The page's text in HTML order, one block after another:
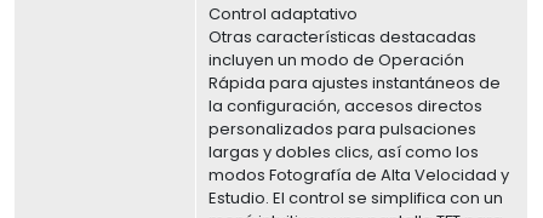
Control adaptativo
Otras características destacadas
incluyen un modo de Operación
Rápida para ajustes instantáneos de
la configuración, accesos directos
personalizados para pulsaciones
largas y dobles clics, así como los
modos Fotografía de Alta Velocidad y
Estudio. El control se simplifica con un